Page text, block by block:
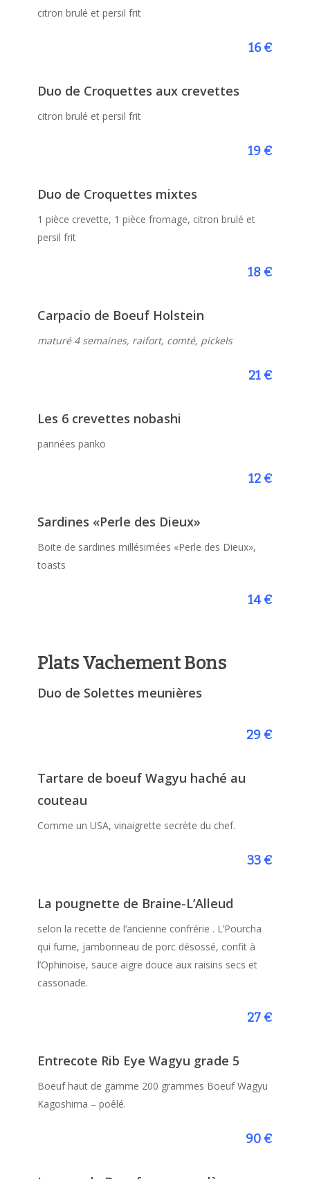
citron brulé et persil frit
16 €
Duo de Croquettes aux crevettes
citron brulé et persil frit
19 €
Duo de Croquettes mixtes
1 pièce crevette, 1 pièce fromage, citron brulé et
persil frit
18 €
Carpacio de Boeuf Holstein
maturé 4 semaines, raifort, comté, pickels
21 €
Les 6 crevettes nobashi
pannées panko
12 €
Sardines «Perle des Dieux»
Boite de sardines millésimées «Perle des Dieux»,
toasts
14 €
Plats Vachement Bons
Duo de Solettes meunières
29 €
Tartare de boeuf Wagyu haché au
couteau
Comme un USA, vinaigrette secrète du chef.
33 €
La pougnette de Braine-L’Alleud
selon la recette de l’ancienne confrérie . L’Pourcha
qui fume, jambonneau de porc désossé, confit à
l’Ophinoise, sauce aigre douce aux raisins secs et
cassonade.
27 €
Entrecote Rib Eye Wagyu grade 5
Boeuf haut de gamme 200 grammes Boeuf Wagyu
Kagoshima – poêlé.
90 €